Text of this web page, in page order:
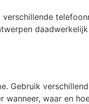
Gebruik
waar en